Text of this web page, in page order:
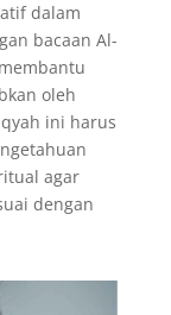
dalam
bacaan Al-
oleh
ini harus
agar
dengan